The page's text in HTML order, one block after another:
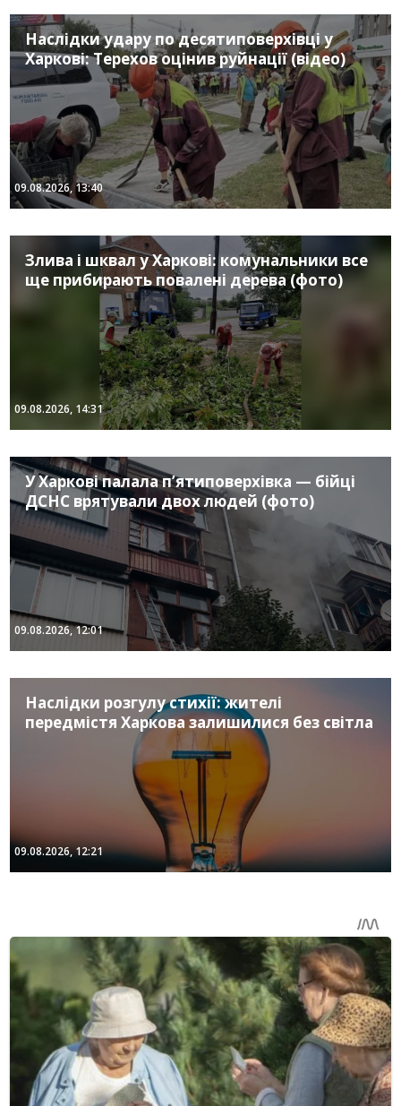
Наслідки удару по десятиповерхівці у
Харкові: Терехов оцінив руйнації (відео)
09.08.2026, 13:40
Злива і шквал у Харкові: комунальники все
ще прибирають повалені дерева (фото)
09.08.2026, 14:31
У Харкові палала п’ятиповерхівка — бійці
ДСНС врятували двох людей (фото)
09.08.2026, 12:01
Наслідки розгулу стихії: жителі
передмістя Харкова залишилися без світла
09.08.2026, 12:21